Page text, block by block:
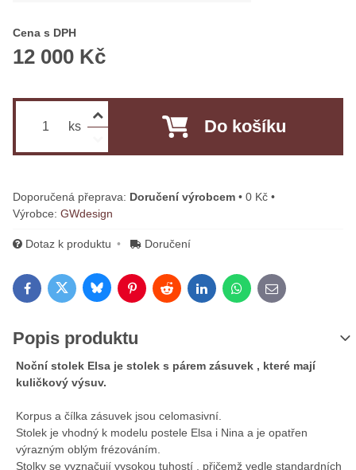
Cena s DPH
12 000 Kč
ks Do košíku
Doručení výrobcem • 0 Kč •
Výrobce: GWdesign
Dotaz k produktu Doručení
FacebookTwitterBlueskyPinterestRedditLinkedInWhatsApp
E-mail
Popis produktu
Noční stolek Elsa je stolek s párem zásuvek , které mají
kuličkový výsuv.
Korpus a čílka zásuvek jsou celomasivní.
Stolek je vhodný k modelu postele Elsa i Nina a je opatřen
výrazným oblým frézováním.
Stolky se vyznačují vysokou tuhostí , přičemž vedle standardních